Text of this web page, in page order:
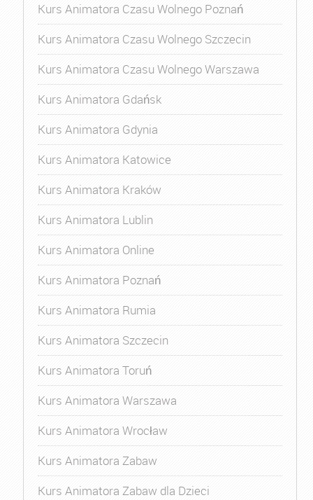
Kurs Animatora Czasu Wolnego Poznań
Kurs Animatora Czasu Wolnego Szczecin
Kurs Animatora Czasu Wolnego Warszawa
Kurs Animatora Gdańsk
Kurs Animatora Gdynia
Kurs Animatora Katowice
Kurs Animatora Kraków
Kurs Animatora Lublin
Kurs Animatora Online
Kurs Animatora Poznań
Kurs Animatora Rumia
Kurs Animatora Szczecin
Kurs Animatora Toruń
Kurs Animatora Warszawa
Kurs Animatora Wrocław
Kurs Animatora Zabaw
Kurs Animatora Zabaw dla Dzieci